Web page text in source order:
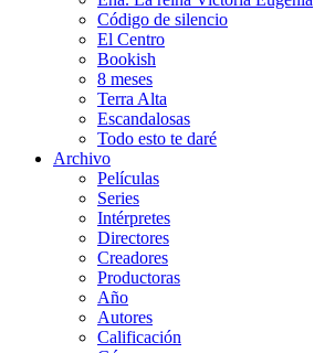
Código de silencio
El Centro
Bookish
8 meses
Terra Alta
Escandalosas
Todo esto te daré
Archivo
Películas
Series
Intérpretes
Directores
Creadores
Productoras
Año
Autores
Calificación